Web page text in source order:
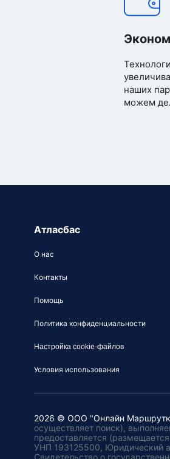
наших
можем
Атласбас
О нас
Контакты
Помощь
Политика конфиденциальности
Настройка cookie-файлов
Условия использования
2026 © ООО "Онлайн
осуществляет поиск),
предоставляется
УНП 193125500, Юридический
Свидетельство о